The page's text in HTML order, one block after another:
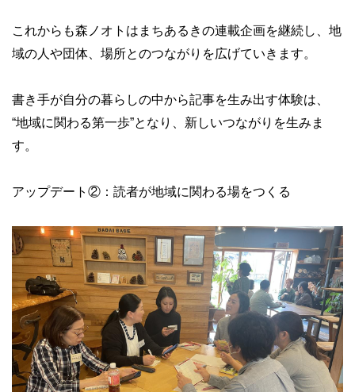
これからも森ノオトはまちあるきの連載企画を継続し、地
域の人や団体、場所とのつながりを広げていきます。
書き手が自分の暮らしの中から記事を生み出す体験は、
“地域に関わる第一歩”となり、新しいつながりを生みま
す。
アップデート②：読者が地域に関わる場をつくる